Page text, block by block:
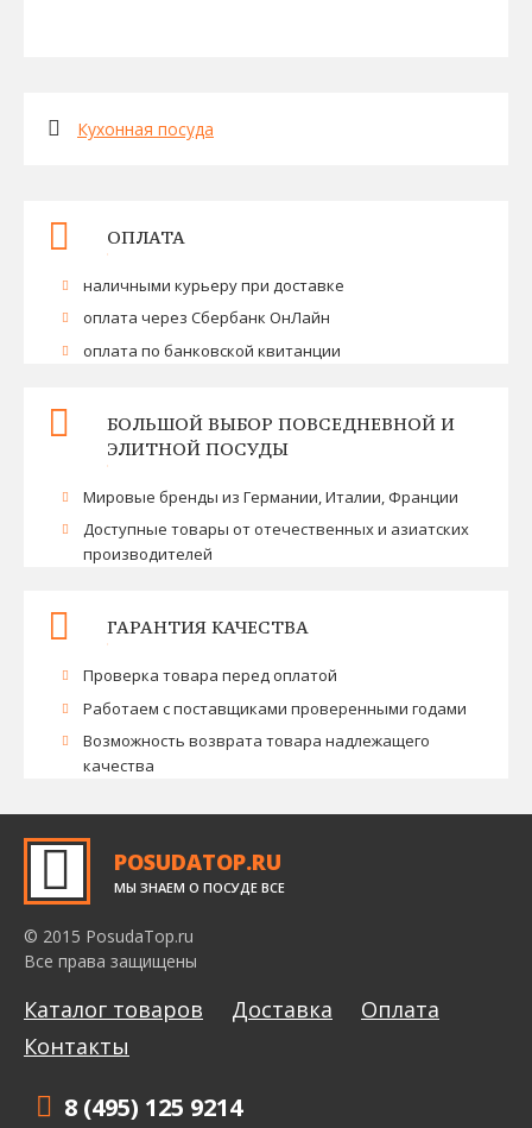
Кухонная посуда
ОПЛАТА
наличными курьеру при доставке
оплата через Сбербанк ОнЛайн
оплата по банковской квитанции
БОЛЬШОЙ ВЫБОР ПОВСЕДНЕВНОЙ И
ЭЛИТНОЙ ПОСУДЫ
Мировые бренды из Германии, Италии, Франции
Доступные товары от отечественных и азиатских
производителей
ГАРАНТИЯ КАЧЕСТВА
Проверка товара перед оплатой
Работаем с поставщиками проверенными годами
Возможность возврата товара надлежащего
качества
POSUDATOP.RU
МЫ ЗНАЕМ О ПОСУДЕ ВСЕ
© 2015 PosudaTop.ru
Все права защищены
Каталог товаров Доставка
Оплата
Контакты
8 (495) 125 9214